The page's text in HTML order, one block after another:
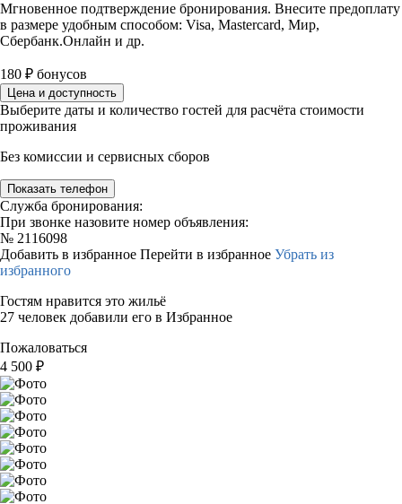
Мгновенное подтверждение бронирования. Внесите предоплату
в размере удобным способом: Visa, Mastercard, Мир,
Сбербанк.Онлайн и др.
180 ₽ бонусов
Цена и доступность
Выберите даты и количество гостей для расчёта стоимости
проживания
Без комиссии и сервисных сборов
Показать телефон
Служба бронирования:
При звонке назовите номер объявления:
№ 2116098
Добавить в избранное Перейти в избранное Убрать из
избранного
Гостям нравится это жильё
27 человек добавили его в Избранное
Пожаловаться
4 500 ₽